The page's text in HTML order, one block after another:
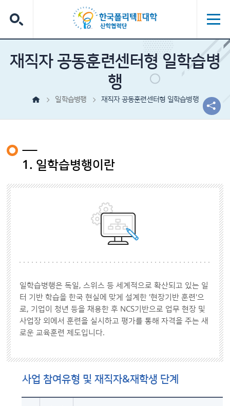
재직자 공동훈련센터형 일학습병
행
일학습병행 재직자 공동훈련센터형 일학습병행
1. 일학습병행이란
일학습병행은 독일, 스위스 등 세계적으로 확산되고 있는 일
터 기반 학습을 한국 현실에 맞게 설계한 '현장기반 훈련'으
로, 기업이 청년 등을 채용한 후 NCS기반으로 업무 현장 및
사업장 외에서 훈련을 실시하고 평가를 통해 자격을 주는 새
로운 교육훈련 제도입니다.
사업 참여유형 및 재직자&재학생 단계